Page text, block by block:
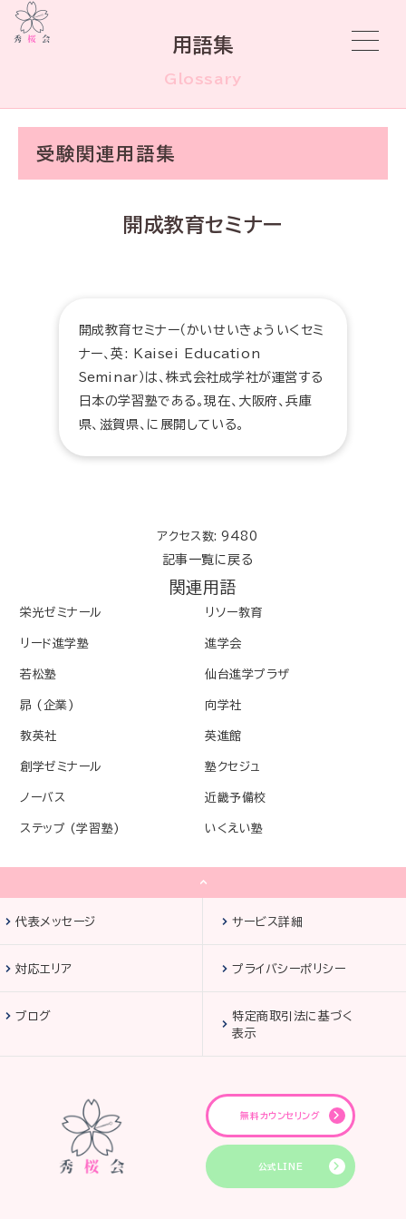
用語集
Glossary
受験関連用語集
開成教育セミナー
開成教育セミナー（かいせいきょういくセミ
ナー、英: Kaisei Education
Seminar）は、株式会社成学社が運営する
日本の学習塾である。現在、大阪府、兵庫
県、滋賀県、に展開している。
アクセス数: 9480
記事一覧に戻る
関連用語
栄光ゼミナール リソー教育
リード進学塾 進学会
若松塾 仙台進学プラザ
昴 (企業) 向学社
教英社 英進館
創学ゼミナール 塾クセジュ
ノーバス 近畿予備校
ステップ (学習塾) いくえい塾
代表メッセージ サービス詳細
対応エリア プライバシーポリシー
ブログ
特定商取引法に基づく
表示
無料カウンセリング
公式LINE